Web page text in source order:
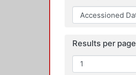
Results per page